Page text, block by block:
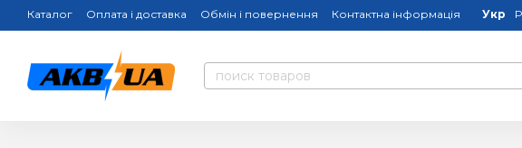
Каталог Оплата і доставка Обмін і повернення Контактна інформація Укр